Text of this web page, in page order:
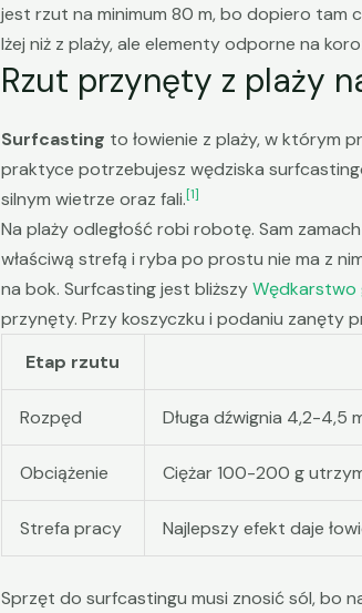
jest rzut na minimum 80 m, bo dopiero tam
lżej niż z plaży, ale elementy odporne na
Rzut przynęty z plaży
Surfcasting to łowienie z plaży, w którym
praktyce potrzebujesz wędziska
silnym wietrze oraz fali.[1]
Na plaży odległość robi robotę. Sam
właściwą strefą i ryba po prostu nie ma z
na bok. Surfcasting jest bliższyWędkarstwo
przynęty. Przy koszyczku i podaniu zanęty
Etap rzutu
Rozpęd Długa dźwignia 4,2-4,5
Obciążenie Ciężar 100-200 g
Strefa pracy Najlepszy efekt daje
Sprzęt do surfcastingu musi znosić sól, bo